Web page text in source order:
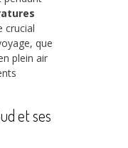
crucial
que
plein air
et ses